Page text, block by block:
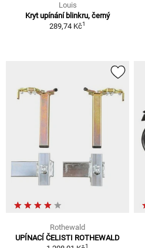
Louis
Kryt upínání blinkru, černý
289,74 Kč1
Rothewald
UPÍNACÍ ČELISTI ROTHEWALD
1